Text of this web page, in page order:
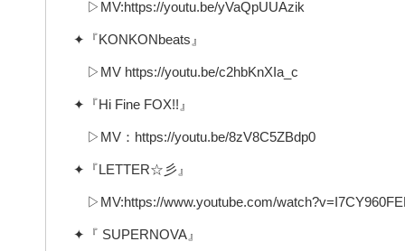
▷MV:https://youtu.be/yVaQpUUAzik
✦『KONKONbeats』
▷MV https://youtu.be/c2hbKnXIa_c
✦『Hi Fine FOX!!』
▷MV：https://youtu.be/8zV8C5ZBdp0
✦『LETTER☆彡』
▷MV:https://www.youtube.com/
✦『 SUPERNOVA』